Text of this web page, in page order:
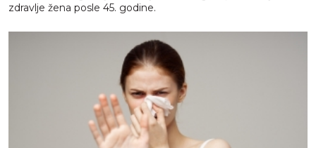
zdravlje žena posle 45. godine.